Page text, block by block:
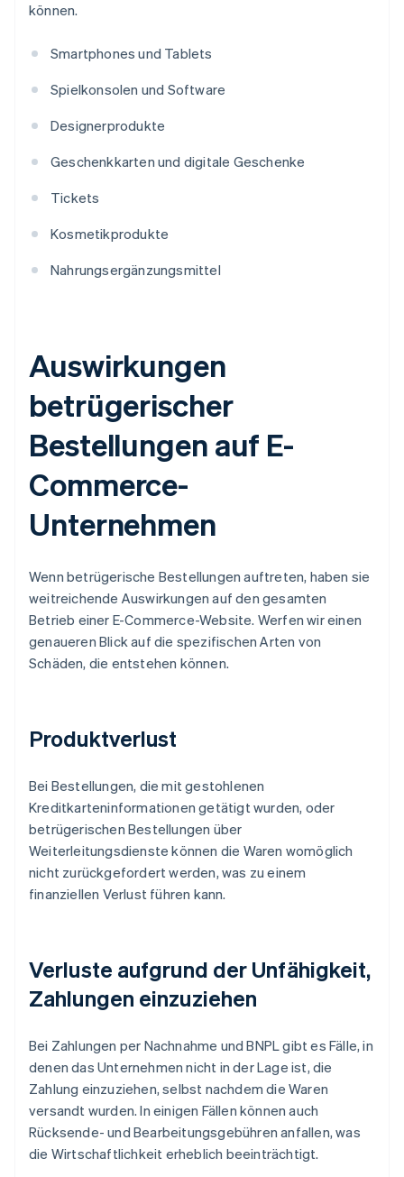
können.
Smartphones und Tablets
Spielkonsolen und Software
Designerprodukte
Geschenkkarten und digitale Geschenke
Tickets
Kosmetikprodukte
Nahrungsergänzungsmittel
Auswirkungen
betrügerischer
Bestellungen auf E-
Commerce-
Unternehmen
Wenn betrügerische Bestellungen auftreten, haben sie
weitreichende Auswirkungen auf den gesamten
Betrieb einer E-Commerce-Website. Werfen wir einen
genaueren Blick auf die spezifischen Arten von
Schäden, die entstehen können.
Produktverlust
Bei Bestellungen, die mit gestohlenen
Kreditkarteninformationen getätigt wurden, oder
betrügerischen Bestellungen über
Weiterleitungsdienste können die Waren womöglich
nicht zurückgefordert werden, was zu einem
finanziellen Verlust führen kann.
Verluste aufgrund der Unfähigkeit,
Zahlungen einzuziehen
Bei Zahlungen per Nachnahme und BNPL gibt es Fälle, in
denen das Unternehmen nicht in der Lage ist, die
Zahlung einzuziehen, selbst nachdem die Waren
versandt wurden. In einigen Fällen können auch
Rücksende- und Bearbeitungsgebühren anfallen, was
die Wirtschaftlichkeit erheblich beeinträchtigt.